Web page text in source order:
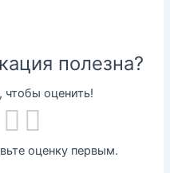
полезна?
чтобы оценить!
оценку первым.